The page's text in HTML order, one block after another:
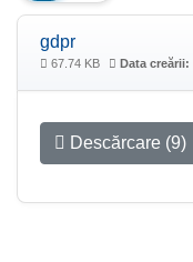
gdpr
67.74 KB Data creării:
Descărcare (9)